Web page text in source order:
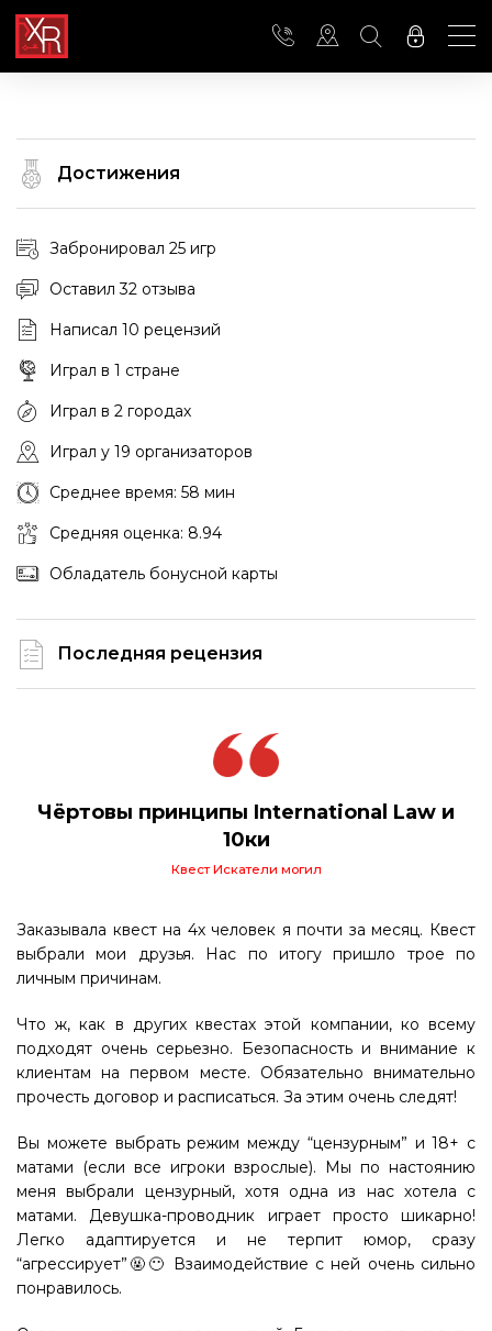
Достижения
Забронировал 25 игр
Оставил 32 отзыва
Написал 10 рецензий
Играл в 1 стране
Играл в 2 городах
Играл у 19 организаторов
Среднее время: 58 мин
Средняя оценка: 8.94
Обладатель бонусной карты
Последняя рецензия
Чёртовы принципы International Law и
10ки
Квест Искатели могил
Заказывала квест на 4х человек я почти за месяц. Квест
выбрали мои друзья. Нас по итогу пришло трое по
личным причинам.
Что ж, как в других квестах этой компании, ко всему
подходят очень серьезно. Безопасность и внимание к
клиентам на первом месте. Обязательно внимательно
прочесть договор и расписаться. За этим очень следят!
Вы можете выбрать режим между “цензурным” и 18+ с
матами (если все игроки взрослые). Мы по настоянию
меня выбрали цензурный, хотя одна из нас хотела с
матами. Девушка-проводник играет просто шикарно!
Легко адаптируется и не терпит юмор, сразу
“агрессирует”🤬😶 Взаимодействие с ней очень сильно
понравилось.